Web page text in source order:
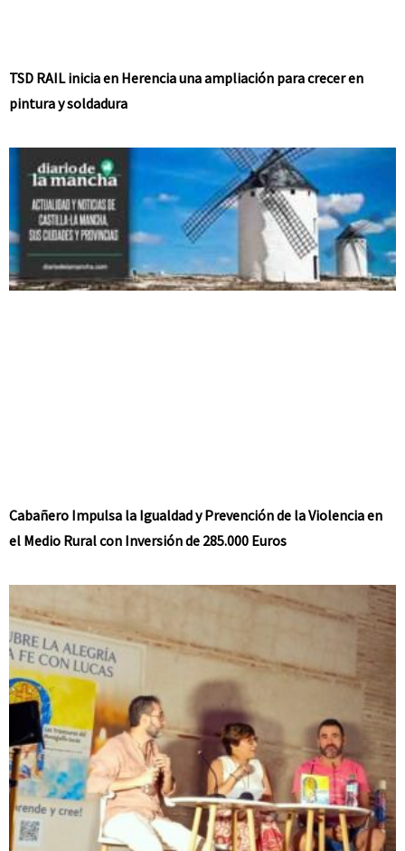
TSD RAIL inicia en Herencia una ampliación para crecer en
pintura y soldadura
Cabañero Impulsa la Igualdad y Prevención de la Violencia en
el Medio Rural con Inversión de 285.000 Euros